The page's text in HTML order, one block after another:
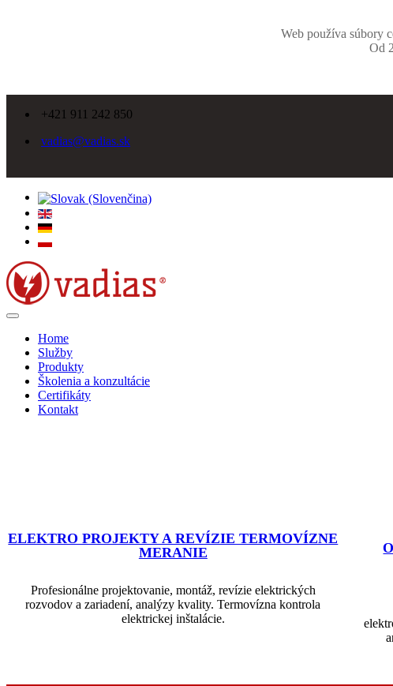
Web používa súbory
Od
+421 911 242 850
vadias@vadias.sk
Home
Služby
Produkty
Školenia a konzultácie
Certifikáty
Kontakt
ELEKTRO PROJEKTY A REVÍZIE TERMOVÍZNE
MERANIE
Profesionálne projektovanie, montáž, revízie elektrických
rozvodov a zariadení, analýzy kvality. Termovízna kontrola
elektrickej inštalácie.